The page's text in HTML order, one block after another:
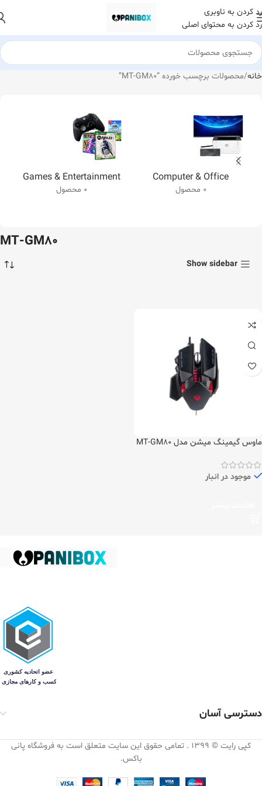
رد کردن به ناوبری
رد کردن به محتوای اصلی
خانه محصولات برچسب خورده “MT-GM80”
Computer & Office
0 محصول
Games & Entertainment
0 محصول
MT-GM80
Show sidebar
ماوس گیمینگ میشن مدل MT-GM80
موجود در انبار
دسترسی آسان
کپی رایت © 1399 . تمامی حقوق این سایت متعلق است به فروشگاه پانی
باکس.